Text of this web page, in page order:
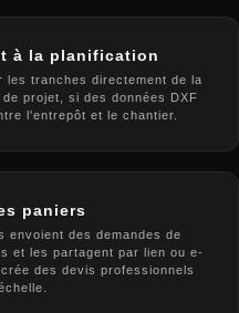
à la planification
les tranches directement de la
projet, si des données DXF
l'entrepôt et le chantier.
paniers
envoient des demandes de
et les partagent par lien ou e-
des devis professionnels